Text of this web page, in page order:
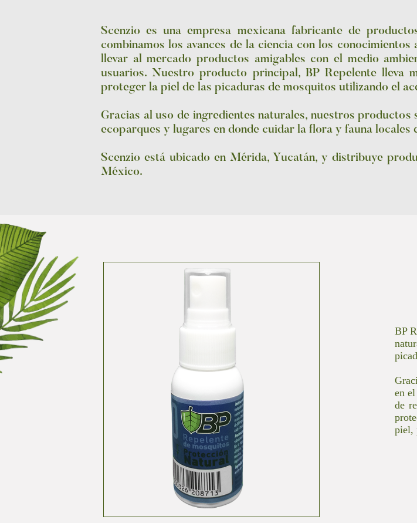
Scenzio es una empresa mexicana fabricante de
combinamos los avances de la ciencia con los
llevar al mercado productos amigables con el medio
usuarios. Nuestro producto principal, BP Repelente lleva
proteger la piel de las picaduras de mosquitos utilizando el
Gracias al uso de ingredientes naturales, nuestros
ecoparques y lugares en donde cuidar la flora y fauna locales
Scenzio está ubicado en Mérida, Yucatán, y distribuye
México.
BP
en
de
piel,